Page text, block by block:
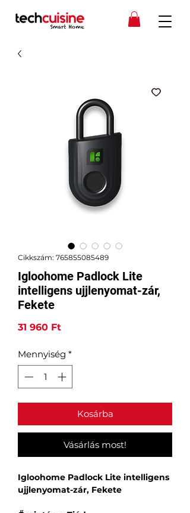
Cikkszám: 765855085489
Igloohome Padlock Lite
intelligens ujjlenyomat-zár,
Fekete
31 960 FtÁr
Mennyiség *
Kosárba
Vásárlás most!
Igloohome Padlock Lite intelligens
ujjlenyomat-zár, Fekete